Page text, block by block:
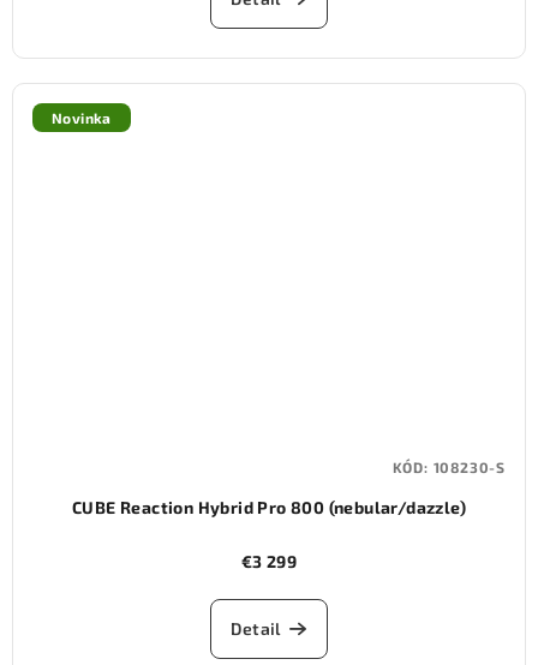
Novinka
CUBE Reaction Hybrid Pro 800 (nebular/dazzle)
€3 299
Detail
KÓD: 108230-S